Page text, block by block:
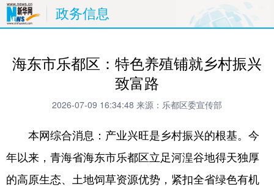
政务信息
海东市乐都区：特色养殖铺就乡村振兴
致富路
2026-07-09 16:34:48 来源：乐都区委宣传部
本网综合消息：产业兴旺是乡村振兴的根基。今
年以来，青海省海东市乐都区立足河湟谷地得天独厚
的高原生态、土地饲草资源优势，紧扣全省绿色有机